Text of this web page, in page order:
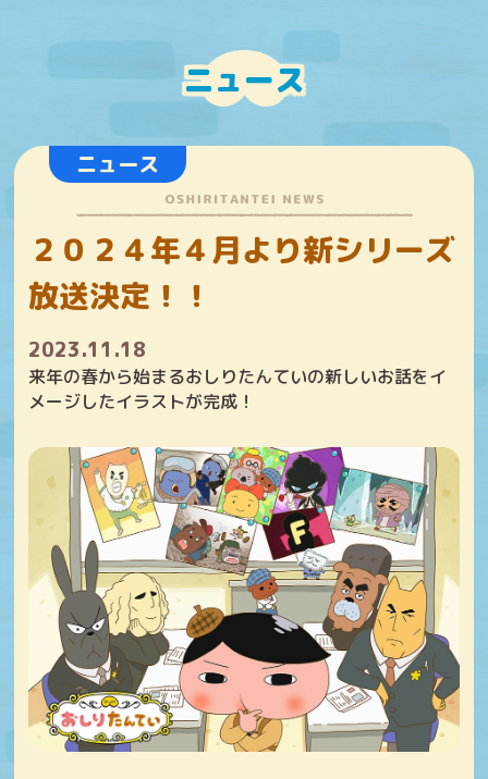
ニュース
ニュース
２０２４年４月より新シリーズ
放送決定！！
2023.11.18
来年の春から始まるおしりたんていの新しいお話をイ
メージしたイラストが完成！